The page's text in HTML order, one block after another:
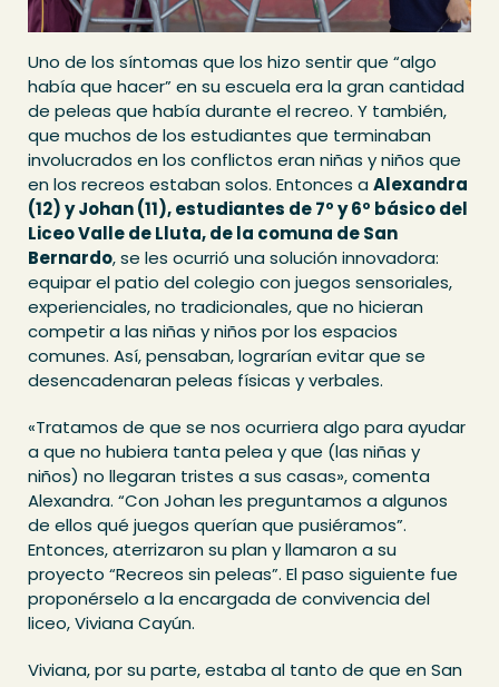
Uno de los síntomas que los hizo sentir que “algo
había que hacer” en su escuela era la gran cantidad
de peleas que había durante el recreo. Y también,
que muchos de los estudiantes que terminaban
involucrados en los conflictos eran niñas y niños que
en los recreos estaban solos. Entonces a Alexandra
(12) y Johan (11), estudiantes de 7º y 6º básico del
Liceo Valle de Lluta, de la comuna de San
Bernardo, se les ocurrió una solución innovadora:
equipar el patio del colegio con juegos sensoriales,
experienciales, no tradicionales, que no hicieran
competir a las niñas y niños por los espacios
comunes. Así, pensaban, lograrían evitar que se
desencadenaran peleas físicas y verbales.
«Tratamos de que se nos ocurriera algo para ayudar
a que no hubiera tanta pelea y que (las niñas y
niños) no llegaran tristes a sus casas», comenta
Alexandra. “Con Johan les preguntamos a algunos
de ellos qué juegos querían que pusiéramos”.
Entonces, aterrizaron su plan y llamaron a su
proyecto “Recreos sin peleas”. El paso siguiente fue
proponérselo a la encargada de convivencia del
liceo, Viviana Cayún.
Viviana, por su parte, estaba al tanto de que en San